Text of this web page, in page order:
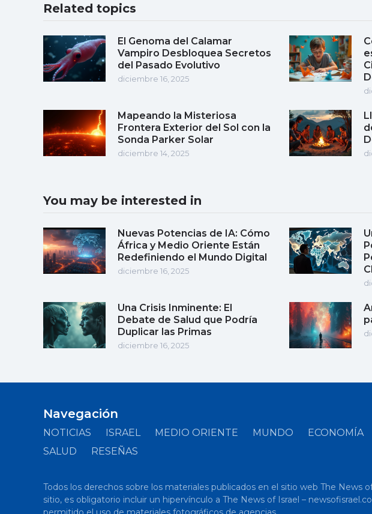
Related topics
El Genoma del Calamar
Vampiro Desbloquea Secretos
del Pasado Evolutivo
diciembre 16, 2025
Mapeando la Misteriosa
Frontera Exterior del Sol con la
Sonda Parker Solar
diciembre 14, 2025
You may be interested in
Nuevas Potencias de IA: Cómo
África y Medio Oriente Están
Redefiniendo el Mundo Digital
diciembre 16, 2025
Una Crisis Inminente: El
Debate de Salud que Podría
Duplicar las Primas
diciembre 16, 2025
Navegación
NOTICIAS ISRAEL MEDIO ORIENTE MUNDO
ECONOMÍA
SALUD
RESEÑAS
Todos los derechos sobre los materiales publicados en el sitio web The News
sitio, es obligatorio incluir un hipervínculo a The News of Israel –